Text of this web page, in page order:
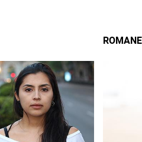
ROMANE